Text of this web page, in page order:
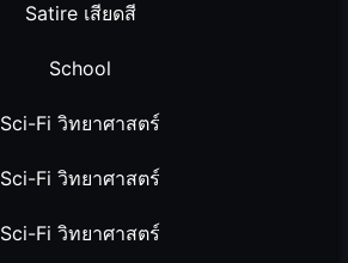
Satire เสียดสี
School
Sci-Fi วิทยาศาสตร์
Sci-Fi วิทยาศาสตร์
Sci-Fi วิทยาศาสตร์